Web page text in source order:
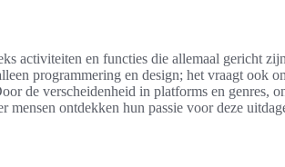
activiteiten en functies die allemaal gericht
programmering en design; het vraagt ook
de verscheidenheid in platforms en genres,
mensen ontdekken hun passie voor deze